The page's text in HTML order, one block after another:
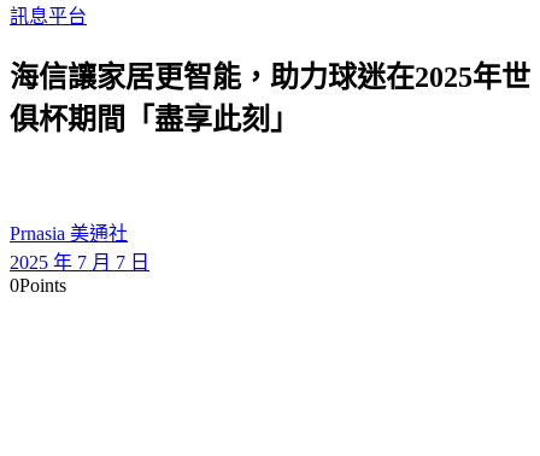
訊息平台
海信讓家居更智能，助力球迷在2025年世
俱杯期間「盡享此刻」
Prnasia 美通社
2025 年 7 月 7 日
0Points